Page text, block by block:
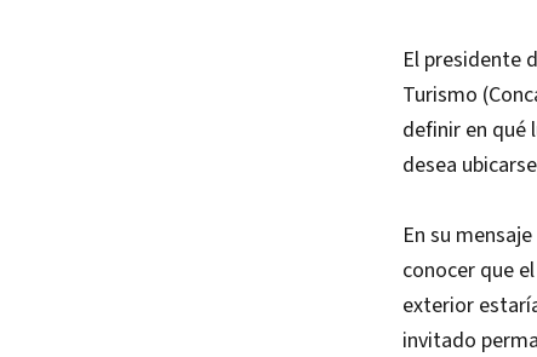
El presidente
Turismo
definir en qué
desea
En su
conocer que
exterior
invitado